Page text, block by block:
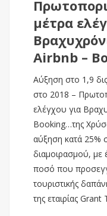
μέτρα
Airbnb –
Αύξηση στο 1,9
στο 2018 –
ελέγχου για
Booking…της
αύξηση κατά 25%
διαμοιρασμού,
ποσό που
τουριστικής
της εταιρίας